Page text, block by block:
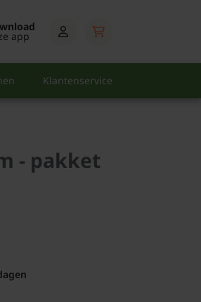
app
Klantenservice
- pakket